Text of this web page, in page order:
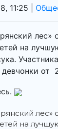
11:25 |
лес»
на
девчонки от
лес»
на